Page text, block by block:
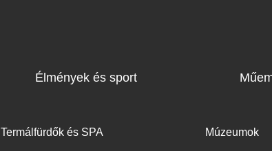
Élmények és sport
Termálfürdők és SPA Múzeumok